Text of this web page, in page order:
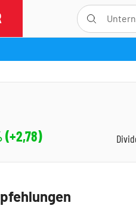
(+2,78)